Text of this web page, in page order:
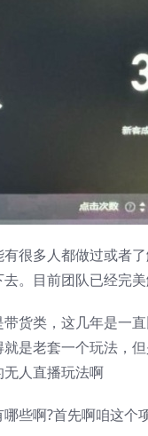
很多人都做过或者
。目前团队已经完
货类，这几年是一
是老套一个玩法，
人直播玩法啊
些啊?首先啊咱这个